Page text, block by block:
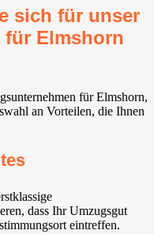
sich für unser
für Elmshorn
für Elmshorn,
an Vorteilen, die Ihnen
dass Ihr Umzugsgut
eintreffen.